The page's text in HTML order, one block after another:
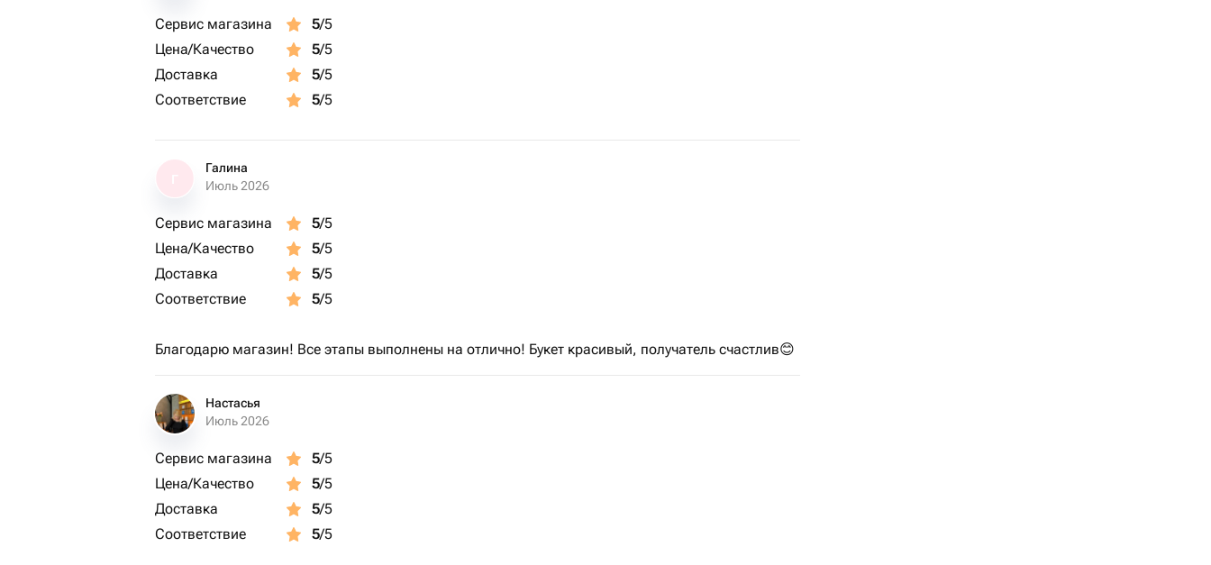
Сервис магазина 5/5
Цена/Качество
5/5
Доставка
5/5
Соответствие
5/5
Галина
Июль 2026
Сервис магазина 5/5
Цена/Качество
5/5
Доставка
5/5
Соответствие
5/5
Благодарю магазин! Все этапы выполнены на отлично! Букет красивый, получатель счастлив😊
Настасья
Июль 2026
Сервис магазина 5/5
Цена/Качество
5/5
Доставка
5/5
Соответствие
5/5